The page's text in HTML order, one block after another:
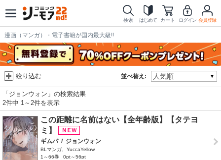
検索 はじめて カート ログイン 会員登録
漫画（マンガ）・電子書籍が国内最大級!!
並べ替え:
絞り込む
「ジョンウォン」の検索結果
2件中 1～2件を表示
この距離に名前はない【全年齢版】【タテヨ
ミ】
ギムパ / ジョンウォン
BLマンガ、YuccaYellow
1～66巻
0pt～56pt